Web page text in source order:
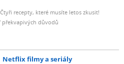
recepty, které musíte letos zkusit!
překvapivých důvodů
Netflix filmy a seriály